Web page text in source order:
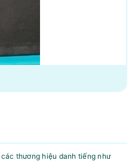
thương hiệu danh tiếng như